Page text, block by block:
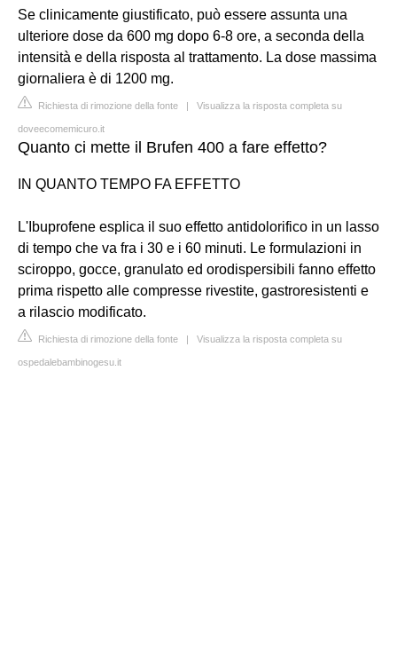
Se clinicamente giustificato, può essere assunta una
ulteriore dose da 600 mg dopo 6-8 ore, a seconda della
intensità e della risposta al trattamento. La dose massima
giornaliera è di 1200 mg.
Richiesta di rimozione della fonte | Visualizza la risposta completa su
doveecomemicuro.it
Quanto ci mette il Brufen 400 a fare effetto?
IN QUANTO TEMPO FA EFFETTO
L'Ibuprofene esplica il suo effetto antidolorifico in un lasso
di tempo che va fra i 30 e i 60 minuti. Le formulazioni in
sciroppo, gocce, granulato ed orodispersibili fanno effetto
prima rispetto alle compresse rivestite, gastroresistenti e
a rilascio modificato.
Richiesta di rimozione della fonte | Visualizza la risposta completa su
ospedalebambinogesu.it